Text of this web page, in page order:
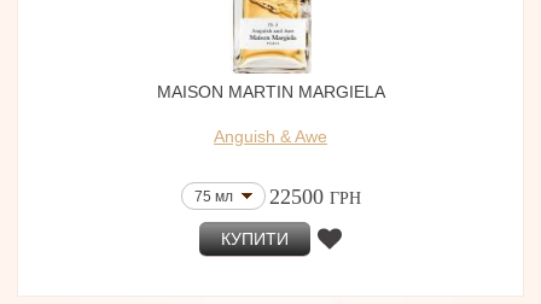
MAISON MARTIN MARGIELA
Anguish & Awe
75 мл 22500 ГРН
КУПИТИ